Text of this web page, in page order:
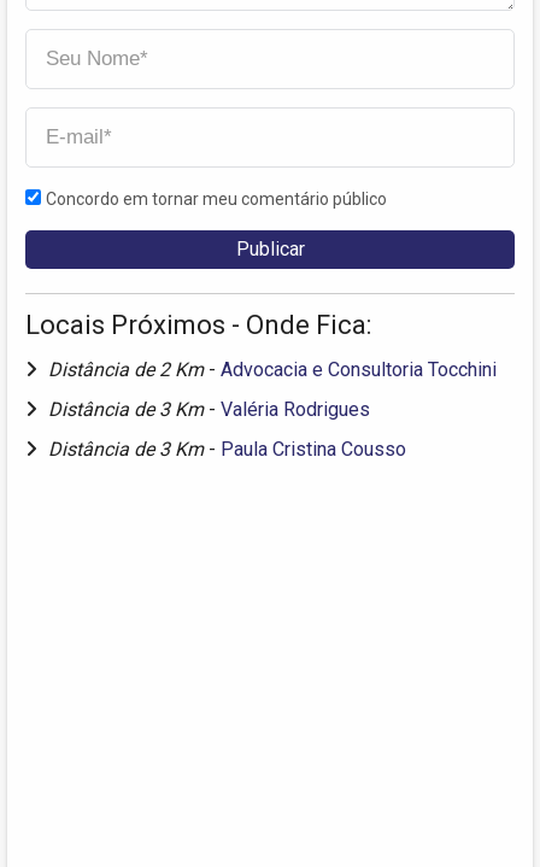
Concordo em tornar meu comentário público
Locais Próximos - Onde Fica:
Distância de 2 Km - Advocacia e Consultoria Tocchini
Distância de 3 Km - Valéria Rodrigues
Distância de 3 Km - Paula Cristina Cousso